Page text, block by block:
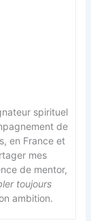
spirituel
de
en France et
mes
de mentor,
toujours
ambition.